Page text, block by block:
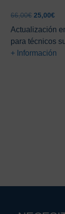
66,00€ El
precio
original
era:
66,00€.
25,00€El
es:
Actualización
para técnicos
+ Información